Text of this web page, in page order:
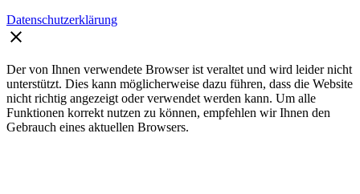
Datenschutzerklärung
clear
Der von Ihnen verwendete Browser ist veraltet und wird leider nicht
unterstützt. Dies kann möglicherweise dazu führen, dass die Website
nicht richtig angezeigt oder verwendet werden kann. Um alle
Funktionen korrekt nutzen zu können, empfehlen wir Ihnen den
Gebrauch eines aktuellen Browsers.